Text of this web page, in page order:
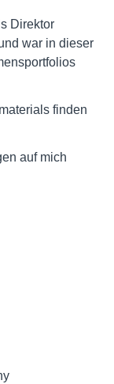
Direktor
war in dieser
finden
auf mich